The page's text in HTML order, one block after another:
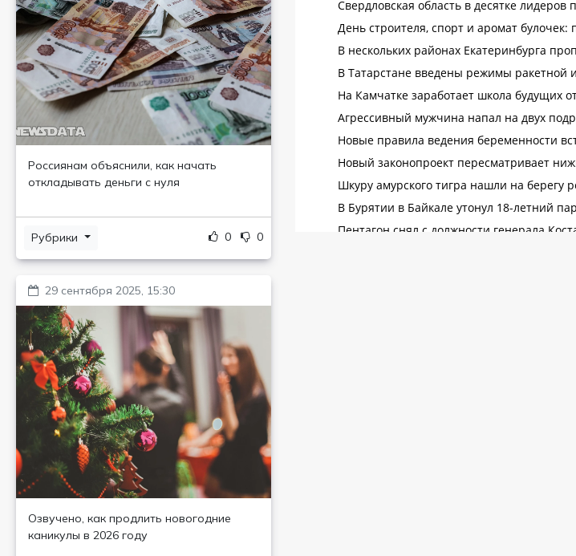
Россиянам объяснили, как начать
откладывать деньги с нуля
Рубрики 0 0
29 сентября 2025, 15:30
Озвучено, как продлить новогодние
каникулы в 2026 году